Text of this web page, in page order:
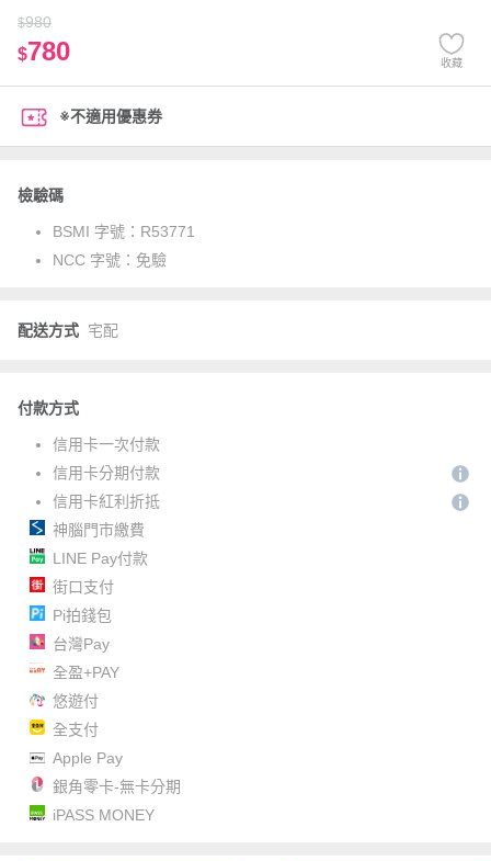
$980
$780 收藏
※不適用優惠券
檢驗碼
BSMI 字號： R53771
NCC 字號： 免驗
配送方式 宅配
付款方式
信用卡一次付款
信用卡分期付款
信用卡紅利折抵
神腦門市繳費
LINE Pay付款
街口支付
Pi拍錢包
台灣Pay
全盈+PAY
悠遊付
全支付
Apple Pay
銀角零卡-無卡分期
iPASS MONEY